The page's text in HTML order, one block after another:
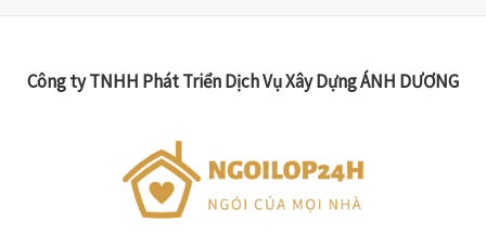
Công ty TNHH Phát Triển Dịch Vụ Xây Dựng ÁNH DƯƠNG